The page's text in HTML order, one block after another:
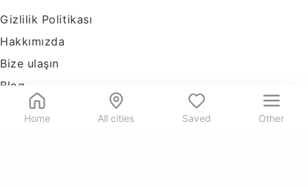
Home All cities Saved Other
Gizlilik Politikası
Hakkımızda
Bize ulaşın
Blog
Tools